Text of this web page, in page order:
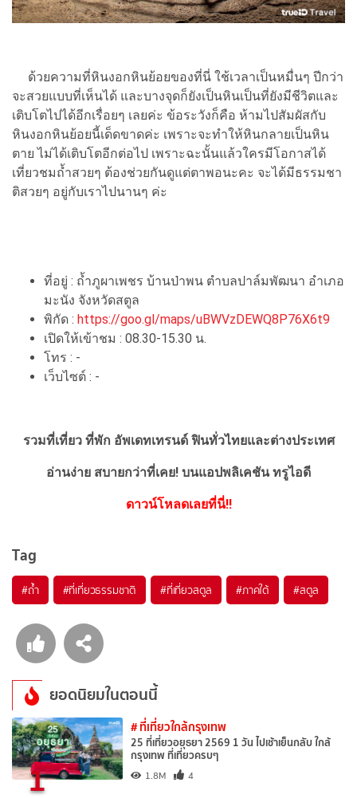
ด้วยความที่หินงอกหินย้อยของที่นี่ ใช้เวลาเป็นหมื่นๆ ปีกว่า
จะสวยแบบที่เห็นได้ และบางจุดก็ยังเป็นหินเป็นที่ยังมีชีวิตและ
เติบโตไปได้อีกเรื่อยๆ เลยค่ะ ข้อระวังก็คือ ห้ามไปสัมผัสกับ
หินงอกหินย้อยนี้เด็ดขาดค่ะ เพราะจะทำให้หินกลายเป็นหิน
ตาย ไม่ได้เติบโตอีกต่อไป เพราะฉะนั้นแล้วใครมีโอกาสได้
เที่ยวชมถ้ำสวยๆ ต้องช่วยกันดูแต่ตาพอนะคะ จะได้มีธรรมชา
ติสวยๆ อยู่กับเราไปนานๆ ค่ะ
ที่อยู่ : ถ้ำภูผาเพชร บ้านป่าพน ตำบลปาล์มพัฒนา อำเภอ
มะนัง จังหวัดสตูล
พิกัด : https://goo.gl/maps/uBWVzDEWQ8P76X6t9
เปิดให้เข้าชม : 08.30-15.30 น.
โทร : -
เว็บไซต์ : -
รวมที่เที่ยว ที่พัก อัพเดทเทรนด์ ฟินทั่วไทยและต่างประเทศ
อ่านง่าย สบายกว่าที่เคย! บนแอปพลิเคชัน ทรูไอดี
ดาวน์โหลดเลยที่นี่!!
Tag
#ถ้ำ #ที่เที่ยวธรรมชาติ #ที่เที่ยวสตูล #ภาคใต้ #สตูล
ยอดนิยมในตอนนี้
1
# ที่เที่ยวใกล้กรุงเทพ
25 ที่เที่ยวอยุธยา 2569 1 วัน ไปเช้าเย็นกลับ ใกล้
กรุงเทพ ที่เที่ยวครบๆ
1.8M 4